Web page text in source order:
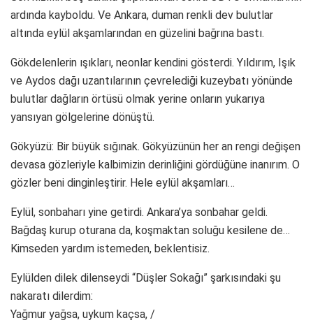
ardında kayboldu. Ve Ankara, duman renkli dev bulutlar
altında eylül akşamlarından en güzelini bağrına bastı.
Gökdelenlerin ışıkları, neonlar kendini gösterdi. Yıldırım, Işık
ve Aydos dağı uzantılarının çevrelediği kuzeybatı yönünde
bulutlar dağların örtüsü olmak yerine onların yukarıya
yansıyan gölgelerine dönüştü.
Gökyüzü: Bir büyük sığınak. Gökyüzünün her an rengi değişen
devasa gözleriyle kalbimizin derinliğini gördüğüne inanırım. O
gözler beni dinginleştirir. Hele eylül akşamları…
Eylül, sonbaharı yine getirdi. Ankara’ya sonbahar geldi.
Bağdaş kurup oturana da, koşmaktan soluğu kesilene de…
Kimseden yardım istemeden, beklentisiz.
Eylülden dilek dilenseydi “Düşler Sokağı” şarkısındaki şu
nakaratı dilerdim:
Yağmur yağsa, uykum kaçsa, /